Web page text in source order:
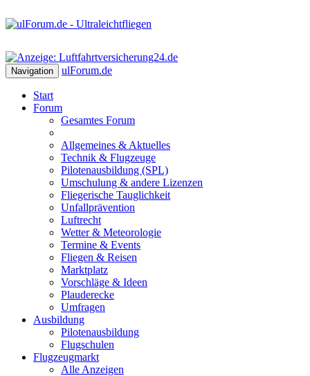
Navigation ulForum.de
Start
Forum
Gesamtes Forum
Allgemeines & Aktuelles
Technik & Flugzeuge
Pilotenausbildung (SPL)
Umschulung & andere Lizenzen
Fliegerische Tauglichkeit
Unfallprävention
Luftrecht
Wetter & Meteorologie
Termine & Events
Fliegen & Reisen
Marktplatz
Vorschläge & Ideen
Plauderecke
Umfragen
Ausbildung
Pilotenausbildung
Flugschulen
Flugzeugmarkt
Alle Anzeigen